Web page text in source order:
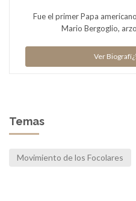
Fue el primer Papa
Mario Bergoglio,
Ver
Temas
Movimiento de los Focolares